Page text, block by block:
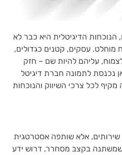
הנוכחות הדיגיטלית היא כבר לא
עסקים, קטנים כגדולים,
עליהם להיות שם – חזק
נכנסת לתמונה חברת דיגיטל
לכל צרכי השיווק והנוכחות
אלא שותפה אסטרטגית
שמשתנה בקצב מסחרר, דרוש ידע